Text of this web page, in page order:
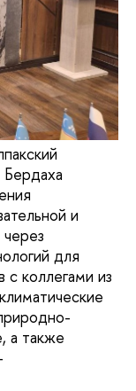
и
для
коллегами из
а также